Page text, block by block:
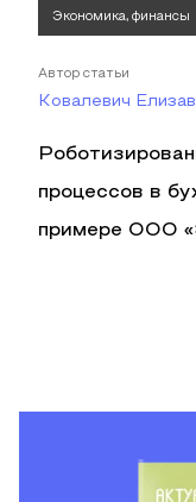
Экономика, финансы
Автор статьи
Ковалевич
процессов в
примере ООО